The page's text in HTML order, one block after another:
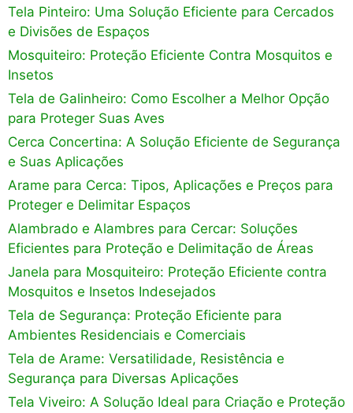
Tela Pinteiro: Uma Solução Eficiente para Cercados
e Divisões de Espaços
Mosquiteiro: Proteção Eficiente Contra Mosquitos e
Insetos
Tela de Galinheiro: Como Escolher a Melhor Opção
para Proteger Suas Aves
Cerca Concertina: A Solução Eficiente de Segurança
e Suas Aplicações
Arame para Cerca: Tipos, Aplicações e Preços para
Proteger e Delimitar Espaços
Alambrado e Alambres para Cercar: Soluções
Eficientes para Proteção e Delimitação de Áreas
Janela para Mosquiteiro: Proteção Eficiente contra
Mosquitos e Insetos Indesejados
Tela de Segurança: Proteção Eficiente para
Ambientes Residenciais e Comerciais
Tela de Arame: Versatilidade, Resistência e
Segurança para Diversas Aplicações
Tela Viveiro: A Solução Ideal para Criação e Proteção